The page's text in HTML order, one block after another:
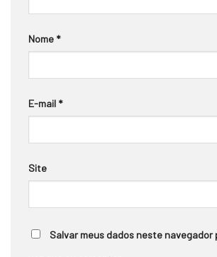
Nome *
E-mail *
Site
Salvar meus dados neste navegador